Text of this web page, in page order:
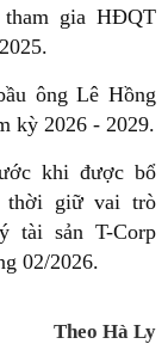
gia HĐQT
ông Lê Hồng
kỳ 2026 - 2029.
khi được bổ
thời giữ vai trò
tài sản T-Corp
02/2026.
Theo Hà Ly